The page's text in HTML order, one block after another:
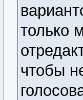
только
чтобы